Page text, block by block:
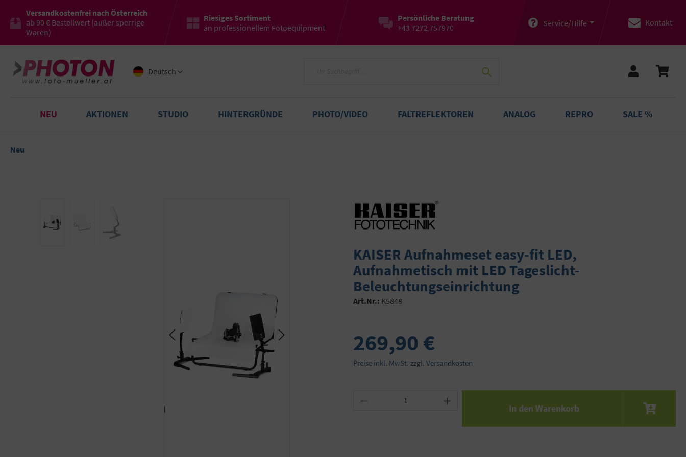
Versandkostenfrei nach Österreich
ab 90 € Bestellwert (außer sperrige
Waren)
Riesiges Sortiment
an professionellem Fotoequipment
Persönliche Beratung
+43 7272 757970
Service/Hilfe Kontakt
Deutsch
NEU AKTIONEN STUDIO HINTERGRÜNDE PHOTO/VIDEO FALTREFLEKTOREN ANALOG REPRO SALE %
Neu
KAISER Aufnahmeset easy-fit LED,
Aufnahmetisch mit LED Tageslicht-
Beleuchtungseinrichtung
Art.Nr.: K5848
269,90 €
Preise inkl. MwSt. zzgl. Versandkosten
Produkt Anzahl: Gib den gewünschten Wert ein oder benutze
In den Warenkorb